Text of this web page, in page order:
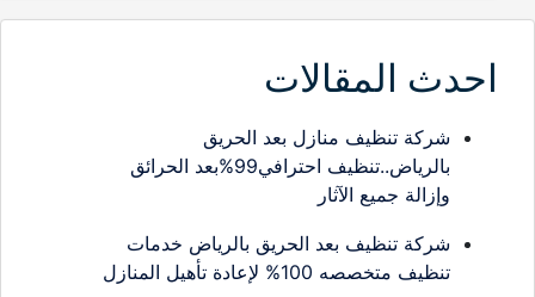
احدث المقالات
شركة تنظيف منازل بعد الحريق
بالرياض..تنظيف احترافي99%بعد الحرائق
وإزالة جميع الآثار
شركة تنظيف بعد الحريق بالرياض خدمات
تنظيف متخصصه 100% لإعادة تأهيل المنازل